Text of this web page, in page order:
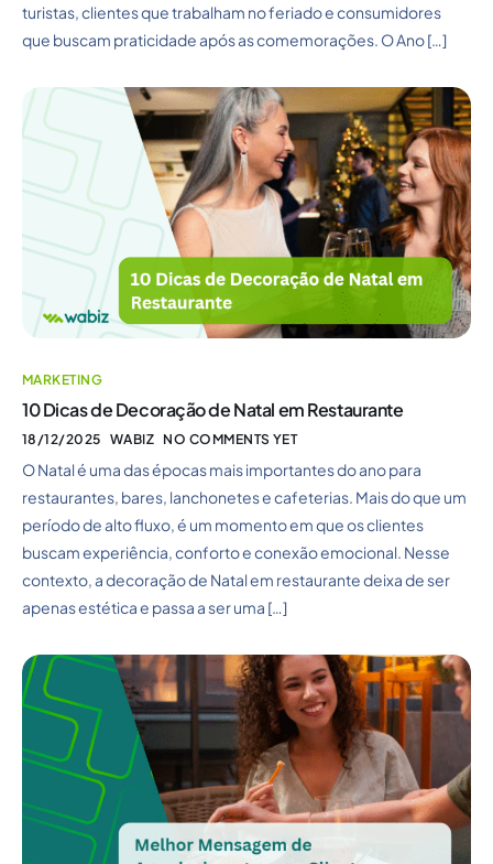
turistas, clientes que trabalham no feriado e consumidores
que buscam praticidade após as comemorações. O Ano […]
MARKETING
10 Dicas de Decoração de Natal em Restaurante
18/12/2025 WABIZ NO COMMENTS YET
O Natal é uma das épocas mais importantes do ano para
restaurantes, bares, lanchonetes e cafeterias. Mais do que um
período de alto fluxo, é um momento em que os clientes
buscam experiência, conforto e conexão emocional. Nesse
contexto, a decoração de Natal em restaurante deixa de ser
apenas estética e passa a ser uma […]